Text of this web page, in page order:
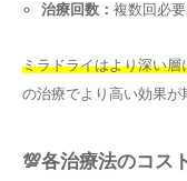
治療回数： 複数回必
ミラドライはより深い
の治療でより高い効果が
💯各治療法のコス